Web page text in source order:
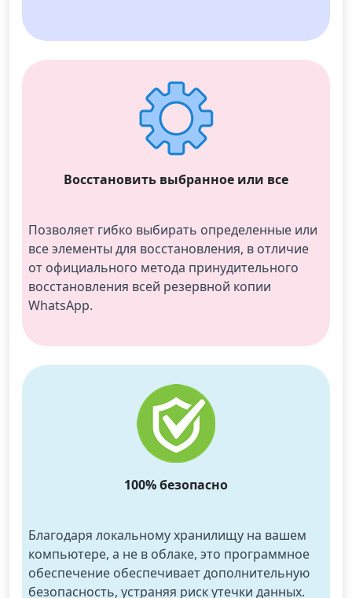
Восстановить выбранное или все
Позволяет гибко выбирать определенные или
все элементы для восстановления, в отличие
от официального метода принудительного
восстановления всей резервной копии
WhatsApp.
100% безопасно
Благодаря локальному хранилищу на вашем
компьютере, а не в облаке, это программное
обеспечение обеспечивает дополнительную
безопасность, устраняя риск утечки данных.
English Nederlands
Tiếng Việt
日本
Español Português